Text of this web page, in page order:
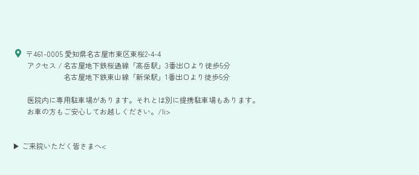
〒461-0005 愛知県名古屋市東区東桜2-4-4
アクセス / 名古屋地下鉄桜通線「高岳駅」3番出口より徒歩5分
名古屋地下鉄東山線「新栄駅」1番出口より徒歩5分
医院内に専用駐車場があります。それとは別に提携駐車場もあります。
お車の方もご安心してお越しください。/li>
▶ ご来院いただく皆さまへ<